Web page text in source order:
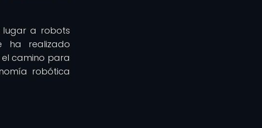
lugar a robots
ha realizado
camino para
robótica